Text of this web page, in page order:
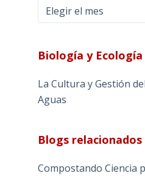
Archivos
Biología y Ecología
La Cultura y Gestión
Aguas
Blogs
Compostando Ciencia